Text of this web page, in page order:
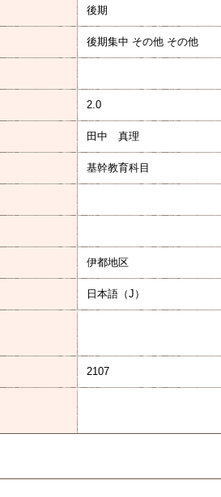
後期
後期集中 その他 その他
2.0
田中 真理
基幹教育科目
伊都地区
日本語（J）
2107